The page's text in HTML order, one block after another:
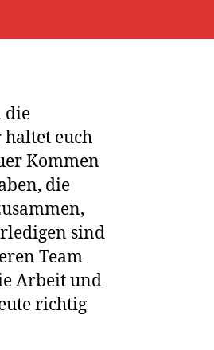
die
euch
Kommen
die
sind
Team
Arbeit und
richtig